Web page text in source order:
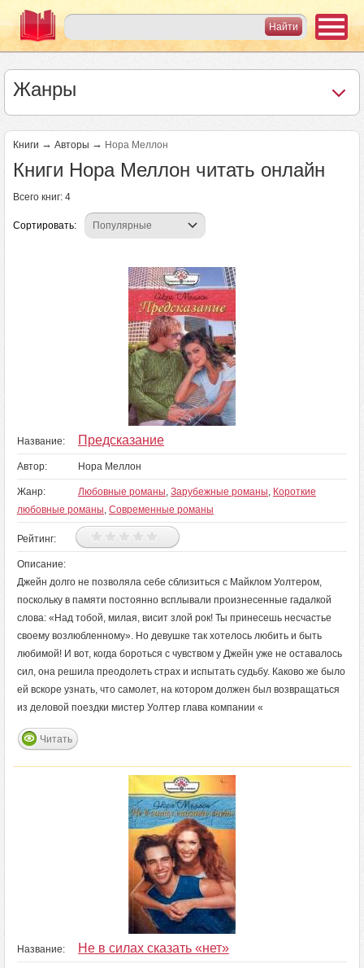
Жанры
Книги → Авторы → Нора Меллон
Книги Нора Меллон читать онлайн
Всего книг: 4
Сортировать:
Название: Предсказание
Автор: Нора Меллон
Жанр: Любовные романы, Зарубежные романы, Короткие
любовные романы, Современные романы
Рейтинг:
Описание:
Джейн долго не позволяла себе сблизиться с Майклом Уолтером,
поскольку в памяти постоянно всплывали произнесенные гадалкой
слова: «Над тобой, милая, висит злой рок! Ты принесешь несчастье
своему возлюбленному». Но девушке так хотелось любить и быть
любимой! И вот, когда бороться с чувством у Джейн уже не оставалось
сил, она решила преодолеть страх и испытать судьбу. Каково же было
ей вскоре узнать, что самолет, на котором должен был возвращаться
из деловой поездки мистер Уолтер глава компании «
Читать
Название: Не в силах сказать «нет»